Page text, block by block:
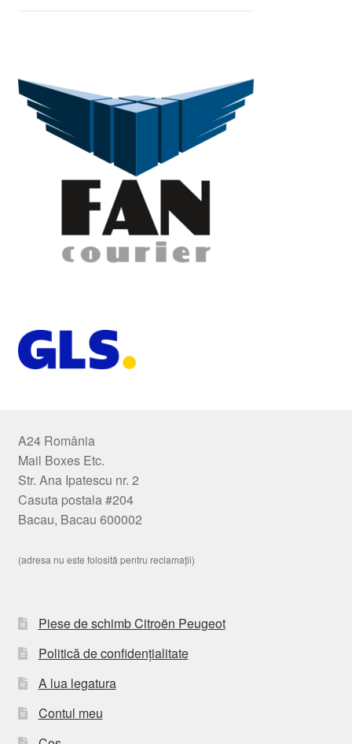
A24 România
Mail Boxes Etc.
Str. Ana Ipatescu nr. 2
Casuta postala #204
Bacau, Bacau 600002
(adresa nu este folosită pentru reclamații)
Piese de schimb Citroën Peugeot
Politică de confidențialitate
A lua legatura
Contul meu